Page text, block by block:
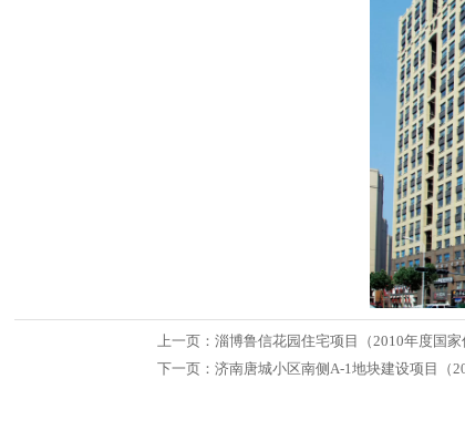
上一页： 淄博鲁信花园住宅项目（2010年度国家
下一页： 济南唐城小区南侧A-1地块建设项目（